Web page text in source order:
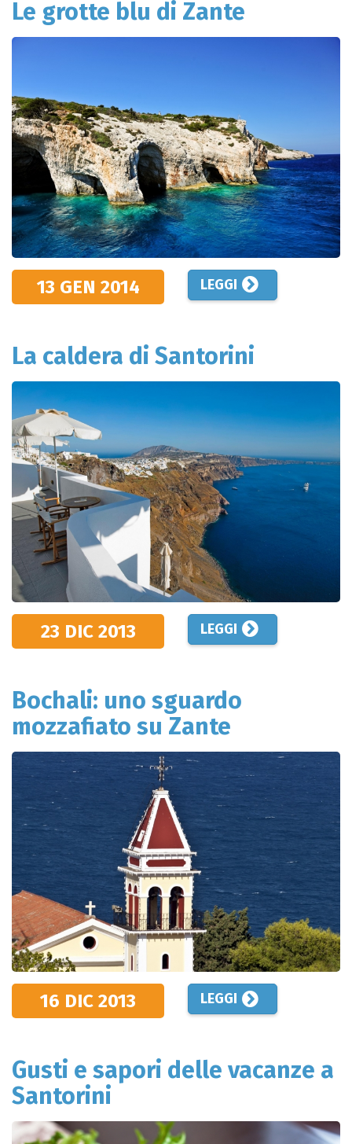
Le grotte blu di Zante
13 GEN 2014 LEGGI
La caldera di Santorini
23 DIC 2013 LEGGI
Bochali: uno sguardo
mozzafiato su Zante
16 DIC 2013 LEGGI
Gusti e sapori delle vacanze a
Santorini